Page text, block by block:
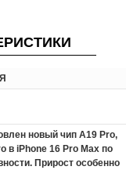
новый чип A19 Pro,
в iPhone 16 Pro Max по
Прирост особенно